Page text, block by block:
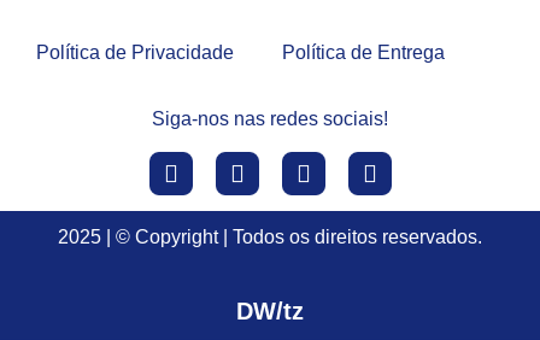
Política de Privacidade Política de Entrega
Siga-nos nas redes sociais!
2025 | © Copyright | Todos os direitos reservados.
DW/tz